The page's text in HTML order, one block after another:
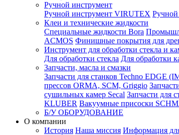
Ручной инструмент
Ручной инструмент VIRUTEX
Клеи и технические жидкости
Специальные жидкости Bora
ACMOS Финишные покрытия для
Инструмент для обработки стекла и
Для обработки стекла Для обработки
Запчасти, масла и смазки
Запчасти для станков Techno EDGE
прессов ORMA, SCM, Griggio
сушильных камер Secal Запчасти для
KLUBER Вакуумные присоски
Б/У ОБОРУДОВАНИЕ
О компании
История Наша миссия Информация